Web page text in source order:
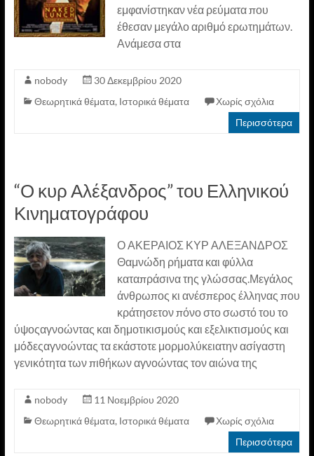
εμφανίστηκαν νέα ρεύματα που
έθεσαν μεγάλο αριθμό ερωτημάτων.
Ανάμεσα στα
nobody
30 Δεκεμβρίου 2020
Θεωρητικά θέματα, Ιστορικά θέματα
Χωρίς σχόλια
Περισσότερα
“Ο κυρ Αλέξανδρος” του Ελληνικού
Κινηματογράφου
Ο ΑΚΕΡΑΙΟΣ ΚΥΡ ΑΛΕΞΑΝΔΡΟΣ
Θαμνώδη ρήματα και φύλλα
καταπράσινα της γλώσσας.Μεγάλος
άνθρωπος κι ανέσπερος έλληνας που
κράτησετον πόνο στο σωστό του το
ύψοςαγνοώντας και δημοτικισμούς και εξελικτισμούς και
μόδεςαγνοώντας τα εκάστοτε μορμολύκειατην ασίγαστη
γενικότητα των πιθήκων αγνοώντας τον αιώνα της
nobody
11 Νοεμβρίου 2020
Θεωρητικά θέματα, Ιστορικά θέματα
Χωρίς σχόλια
Περισσότερα